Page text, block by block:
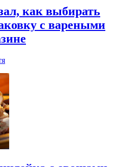
как выбирать
с вареными